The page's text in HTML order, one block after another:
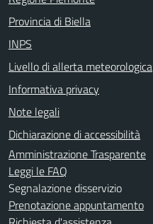
Provincia di Biella
INPS
Livello di allerta meteorologica
Informativa privacy
Note legali
Dichiarazione di accessibilità
Amministrazione Trasparente
Leggi le FAQ
Segnalazione disservizio
Prenotazione appuntamento